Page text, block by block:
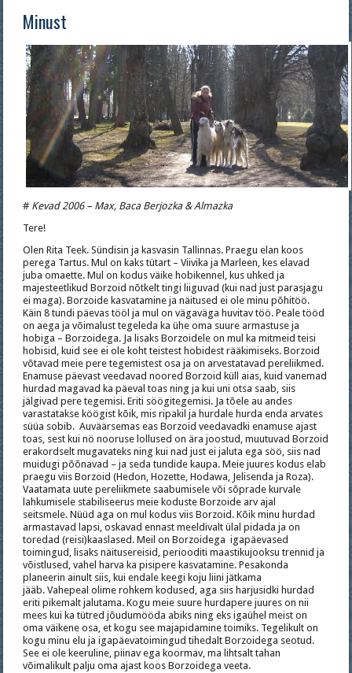
Minust
# Kevad 2006 – Max, Baca Berjozka & Almazka
Tere!
Olen Rita Teek. Sündisin ja kasvasin Tallinnas. Praegu elan koos
perega Tartus. Mul on kaks tütart – Viivika ja Marleen, kes elavad
juba omaette. Mul on kodus väike hobikennel, kus uhked ja
majesteetlikud Borzoid nõtkelt tingi liiguvad (kui nad just parasjagu
ei maga). Borzoide kasvatamine ja näitused ei ole minu põhitöö.
Käin 8 tundi päevas tööl ja mul on vägaväga huvitav töö. Peale tööd
on aega ja võimalust tegeleda ka ühe oma suure armastuse ja
hobiga – Borzoidega. Ja lisaks Borzoidele on mul ka mitmeid teisi
hobisid, kuid see ei ole koht teistest hobidest rääkimiseks. Borzoid
võtavad meie pere tegemistest osa ja on arvestatavad pereliikmed.
Enamuse päevast veedavad noored Borzoid küll aias, kuid vanemad
hurdad magavad ka päeval toas ning ja kui uni otsa saab, siis
jälgivad pere tegemisi. Eriti söögitegemisi. Ja tõele au andes
varastatakse köögist kõik, mis ripakil ja hurdale hurda enda arvates
süüa sobib. Auväärsemas eas Borzoid veedavadki enamuse ajast
toas, sest kui nö nooruse lollused on ära joostud, muutuvad Borzoid
erakordselt mugavateks ning kui nad just ei jaluta ega söö, siis nad
muidugi põõnavad – ja seda tundide kaupa. Meie juures kodus elab
praegu viis Borzoid (Hedon, Hozette, Hodawa, Jelisenda ja Roza).
Vaatamata uute pereliikmete saabumisele või sõprade kurvale
lahkumisele stabiliseerus meie koduste Borzoide arv ajal
seitsmele. Nüüd aga on mul kodus viis Borzoid. Kõik minu hurdad
armastavad lapsi, oskavad ennast meeldivalt ülal pidada ja on
toredad (reisi)kaaslased. Meil on Borzoidega igapäevased
toimingud, lisaks näitusereisid, periooditi maastikujooksu trennid ja
võistlused, vahel harva ka pisipere kasvatamine. Pesakonda
planeerin ainult siis, kui endale keegi koju liini jätkama
jääb. Vahepeal olime rohkem kodused, aga siis harjusidki hurdad
eriti pikemalt jalutama. Kogu meie suure hurdapere juures on nii
mees kui ka tütred jõudumööda abiks ning eks igaühel meist on
oma väikene osa, et kogu see majapidamine toimiks. Tegelikult on
kogu minu elu ja igapäevatoimingud tihedalt Borzoidega seotud.
See ei ole keeruline, piinav ega koormav, ma lihtsalt tahan
võimalikult palju oma ajast koos Borzoidega veeta.